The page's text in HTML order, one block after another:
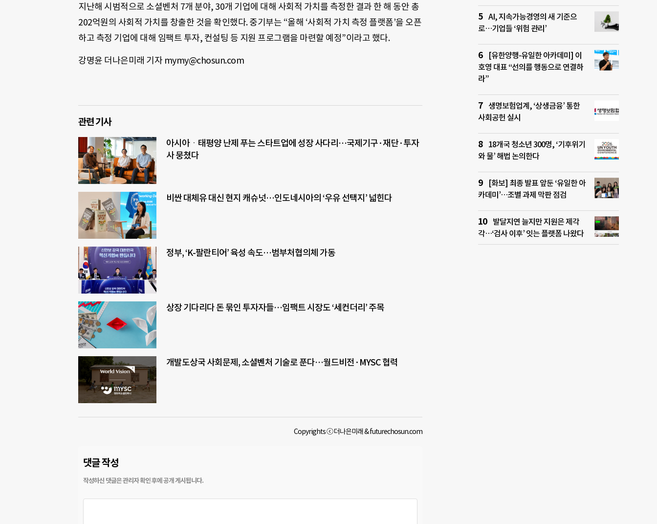
지난해 시범적으로 소셜벤처 7개 분야, 30개 기업에 대해 사회적 가치를 측정한 결과 한 해 동안 총
202억원의 사회적 가치를 창출한 것을 확인했다. 중기부는 “올해 ‘사회적 가치 측정 플랫폼’을 오픈
하고 측정 기업에 대해 임팩트 투자, 컨설팅 등 지원 프로그램을 마련할 예정”이라고 했다.
강명윤 더나은미래 기자 mymy@chosun.com
관련 기사
아시아ㆍ태평양 난제 푸는 스타트업에 성장 사다리…국제기구·재단·투자
사 뭉쳤다
비싼 대체유 대신 현지 캐슈넛…인도네시아의 ‘우유 선택지’ 넓힌다
정부, ‘K-팔란티어’ 육성 속도…범부처협의체 가동
상장 기다리다 돈 묶인 투자자들…임팩트 시장도 ‘세컨더리’ 주목
개발도상국 사회문제, 소셜벤처 기술로 푼다…월드비전·MYSC 협력
Copyrights ⓒ 더나은미래 & futurechosun.com
댓글 작성
AI, 지속가능경영의 새 기준으
로…기업들 ‘위험 관리’
[유한양행-유일한 아카데미] 이
호영 대표 “선의를 행동으로 연결하
라”
생명보험업계, ‘상생금융’ 통한
사회공헌 실시
18개국 청소년 300명, ‘기후위기
와 물’ 해법 논의한다
[화보] 최종 발표 앞둔 ‘유일한 아
카데미’…조별 과제 막판 점검
발달지연 늘지만 지원은 제각
각…‘검사 이후’ 잇는 플랫폼 나왔다